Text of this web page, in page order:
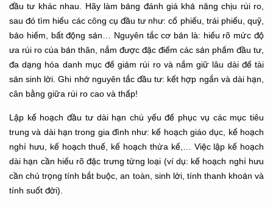
đầu tư khác nhau. Hãy làm bảng đánh giá khả năng chịu rủi ro,
sau đó tìm hiểu các công cụ đầu tư như: cổ phiếu, trái phiếu, quỹ,
bảo hiểm, bất động sản… Nguyên tắc cơ bản là: hiểu rõ mức độ
ưa rủi ro của bản thân, nắm được đặc điểm các sản phẩm đầu tư,
đa dạng hóa danh mục để giảm rủi ro và nắm giữ lâu dài để tài
sản sinh lời. Ghi nhớ nguyên tắc đầu tư: kết hợp ngắn và dài hạn,
cân bằng giữa rủi ro cao và thấp!
Lập kế hoạch đầu tư dài hạn chủ yếu để phục vụ các mục tiêu
trung và dài hạn trong gia đình như: kế hoạch giáo dục, kế hoạch
nghỉ hưu, kế hoạch thuế, kế hoạch thừa kế,… Việc lập kế hoạch
dài hạn cần hiểu rõ đặc trưng từng loại (ví dụ: kế hoạch nghỉ hưu
cần chú trọng tính bắt buộc, an toàn, sinh lời, tính thanh khoản và
tính suốt đời).